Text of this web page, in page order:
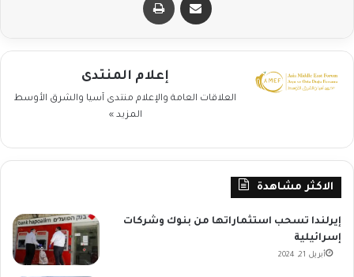
إعلام المنتدى
العلاقات العامة والإعلام منتدى آسيا والشرق الأوسط
المزيد »
الاكثر مشاهدة
إيرلندا تسحب استثماراتها من بنوك وشركات
إسرائيلية
أبريل 21, 2024